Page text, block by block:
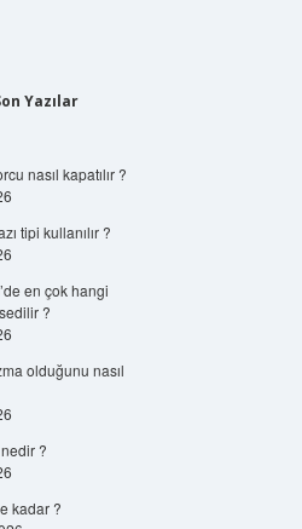
Yazılar
nasıl kapatılır ?
tipi kullanılır ?
en çok hangi
?
olduğunu nasıl
nedir ?
kadar ?